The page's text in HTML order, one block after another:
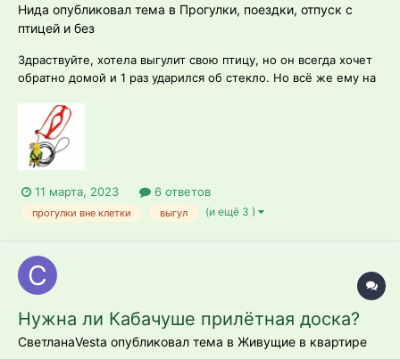
Нида опубликовал тема в Прогулки, поездки, отпуск с
птицей и без
Здраствуйте, хотела выгулит свою птицу, но он всегда хочет
обратно домой и 1 раз ударился об стекло. Но всё же ему на
хотела купить шлецку, но не нашла нигде. Захотела сама
сделать но не угадала размер, т.к. он у меня, и маленький, и
кругленький...
11 марта, 2023 6 ответов
прогулки вне клетки выгул (и ещё 3 )
Нужна ли Кабачуше прилётная доска?
СветланаVesta опубликовал тема в Живущие в квартире